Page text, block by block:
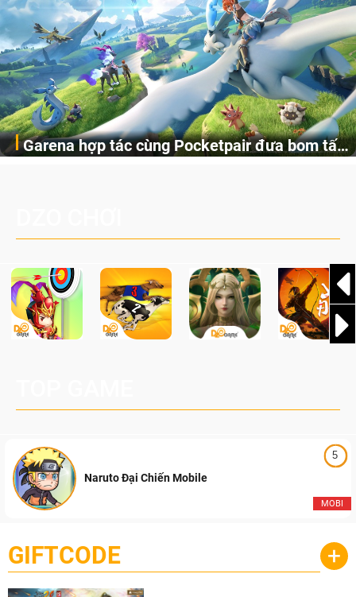
Garena hợp tác cùng Pocketpair đưa bom tấn
Pocketpair, Inc.
5
MOBI
Naruto Đại Chiến Mobile
GIFTCODE +